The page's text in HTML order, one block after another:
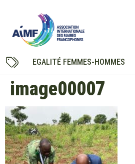
EGALITÉ FEMMES-HOMMES
image00007